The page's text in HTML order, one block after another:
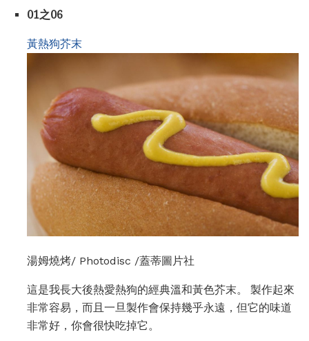
01之06
黃熱狗芥末
湯姆燒烤/ Photodisc /蓋蒂圖片社
這是我長大後熱愛熱狗的經典溫和黃色芥末。 製作起來
非常容易，而且一旦製作會保持幾乎永遠，但它的味道
非常好，你會很快吃掉它。